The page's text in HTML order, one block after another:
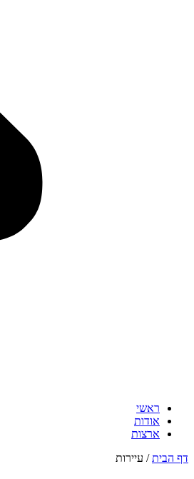
ראשי
אודות
ארצות
דף הבית/ עיירות